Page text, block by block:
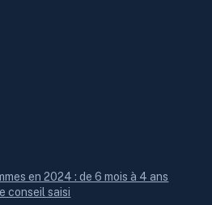
en 2024 : de 6 mois à 4 ans
conseil saisi